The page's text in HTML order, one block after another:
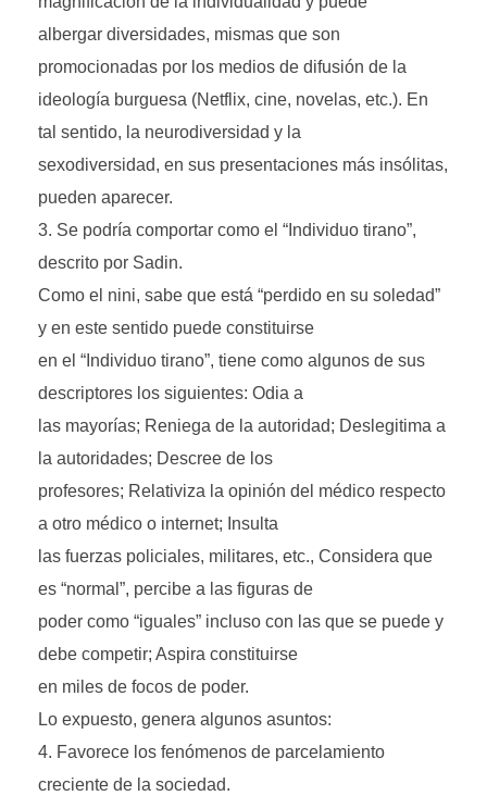
albergar diversidades, mismas que son
promocionadas por los medios de difusión de la
ideología burguesa (Netflix, cine, novelas, etc.). En
tal sentido, la neurodiversidad y la
sexodiversidad, en sus presentaciones más insólitas,
pueden aparecer.
Se podría comportar como el “Individuo tirano”,
descrito por Sadin.
Como el nini, sabe que está “perdido en su soledad”
y en este sentido puede constituirse
en el “Individuo tirano”, tiene como algunos de sus
descriptores los siguientes: Odia a
las mayorías; Reniega de la autoridad; Deslegitima a
la autoridades; Descree de los
profesores; Relativiza la opinión del médico respecto
a otro médico o internet; Insulta
las fuerzas policiales, militares, etc., Considera que
es “normal”, percibe a las figuras de
poder como “iguales” incluso con las que se puede y
debe competir; Aspira constituirse
en miles de focos de poder.
Lo expuesto, genera algunos asuntos:
Favorece los fenómenos de parcelamiento
creciente de la sociedad.